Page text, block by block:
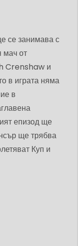
се занимава с
мач от
Crenshaw и
в играта няма
в
епизод ще
ще трябва
Куп и